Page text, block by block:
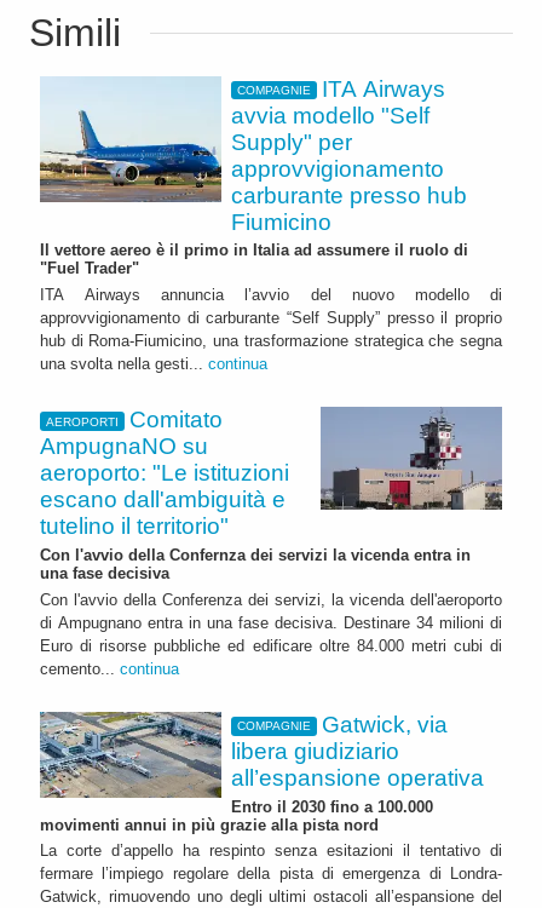
Simili
COMPAGNIE
ITA Airways
avvia modello "Self
Supply" per
approvvigionamento
carburante presso hub
Fiumicino
Il vettore aereo è il primo in Italia ad assumere il ruolo di
"Fuel Trader"
ITA Airways annuncia l’avvio del nuovo modello di
approvvigionamento di carburante “Self Supply” presso il proprio
hub di Roma-Fiumicino, una trasformazione strategica che segna
una svolta nella gesti... continua
AEROPORTI
Comitato
AmpugnaNO su
aeroporto: "Le istituzioni
escano dall'ambiguità e
tutelino il territorio"
Con l'avvio della Confernza dei servizi la vicenda entra in
una fase decisiva
Con l'avvio della Conferenza dei servizi, la vicenda dell'aeroporto
di Ampugnano entra in una fase decisiva. Destinare 34 milioni di
Euro di risorse pubbliche ed edificare oltre 84.000 metri cubi di
cemento... continua
COMPAGNIE
Gatwick, via
libera giudiziario
all’espansione operativa
Entro il 2030 fino a 100.000
movimenti annui in più grazie alla pista nord
La corte d’appello ha respinto senza esitazioni il tentativo di
fermare l’impiego regolare della pista di emergenza di Londra-
Gatwick, rimuovendo uno degli ultimi ostacoli all’espansione del